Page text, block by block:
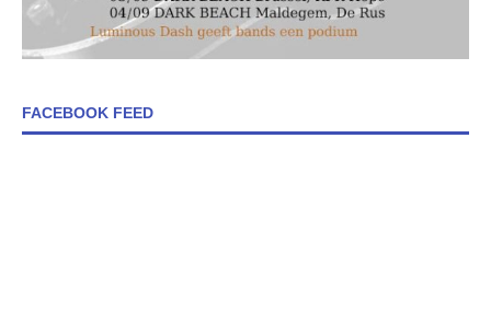
FACEBOOK FEED